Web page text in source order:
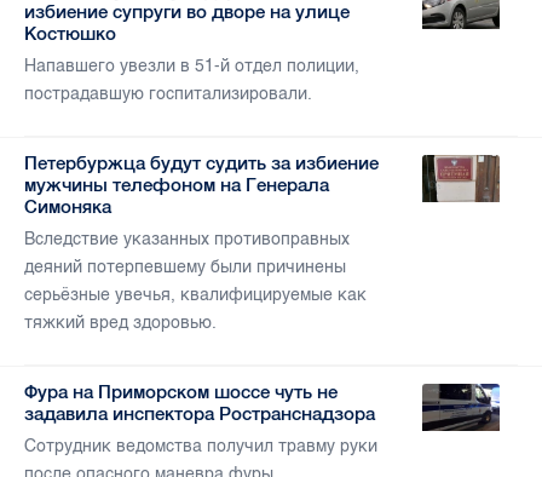
избиение супруги во дворе на улице
Костюшко
Напавшего увезли в 51-й отдел полиции,
пострадавшую госпитализировали.
Петербуржца будут судить за избиение
мужчины телефоном на Генерала
Симоняка
Вследствие указанных противоправных
деяний потерпевшему были причинены
серьёзные увечья, квалифицируемые как
тяжкий вред здоровью.
Фура на Приморском шоссе чуть не
задавила инспектора Ространснадзора
Сотрудник ведомства получил травму руки